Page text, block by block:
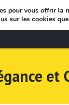
pour vous offrir la
sur les cookies